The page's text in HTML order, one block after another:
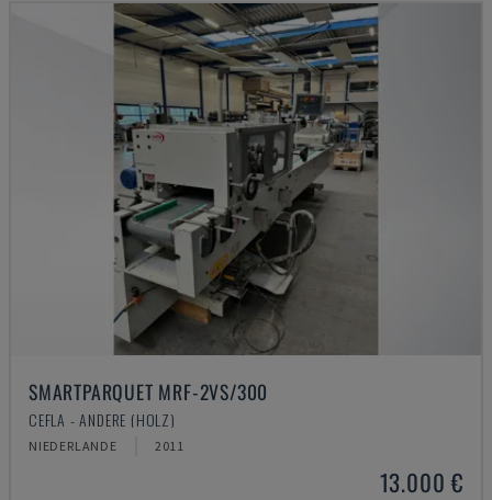
SMARTPARQUET MRF-2VS/300
CEFLA - ANDERE (HOLZ)
NIEDERLANDE 2011
13.000 €